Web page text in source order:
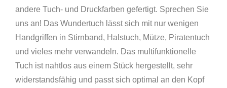
andere Tuch- und Druckfarben gefertigt. Sprechen Sie
uns an! Das Wundertuch lässt sich mit nur wenigen
Handgriffen in Stirnband, Halstuch, Mütze, Piratentuch
und vieles mehr verwandeln. Das multifunktionelle
Tuch ist nahtlos aus einem Stück hergestellt, sehr
widerstandsfähig und passt sich optimal an den Kopf